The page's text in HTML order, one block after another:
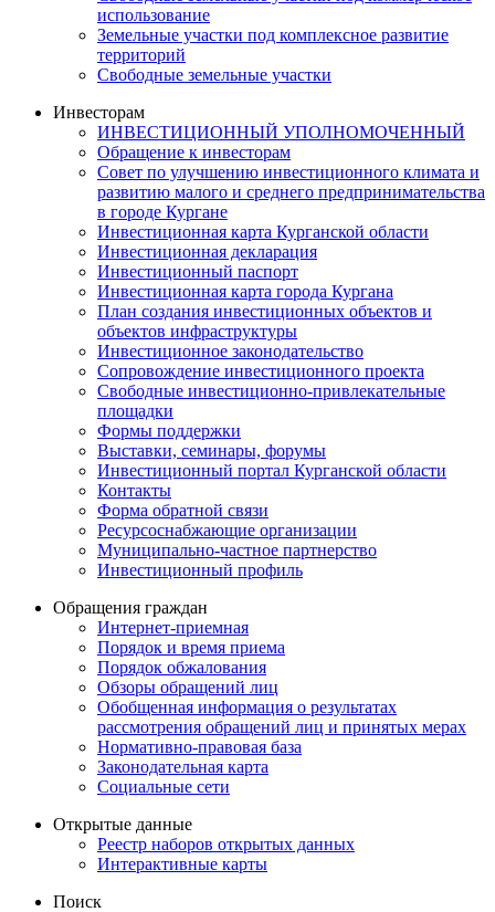
использование
Земельные участки под комплексное развитие
территорий
Свободные земельные участки
Инвесторам
ИНВЕСТИЦИОННЫЙ УПОЛНОМОЧЕННЫЙ
Обращение к инвесторам
Совет по улучшению инвестиционного климата и
развитию малого и среднего предпринимательства
в городе Кургане
Инвестиционная карта Курганской области
Инвестиционная декларация
Инвестиционный паспорт
Инвестиционная карта города Кургана
План создания инвестиционных объектов и
объектов инфраструктуры
Инвестиционное законодательство
Сопровождение инвестиционного проекта
Свободные инвестиционно-привлекательные
площадки
Формы поддержки
Выставки, семинары, форумы
Инвестиционный портал Курганской области
Контакты
Форма обратной связи
Ресурсоснабжающие организации
Муниципально-частное партнерство
Инвестиционный профиль
Обращения граждан
Интернет-приемная
Порядок и время приема
Порядок обжалования
Обзоры обращений лиц
Обобщенная информация о результатах
рассмотрения обращений лиц и принятых мерах
Нормативно-правовая база
Законодательная карта
Социальные сети
Открытые данные
Реестр наборов открытых данных
Интерактивные карты
Поиск